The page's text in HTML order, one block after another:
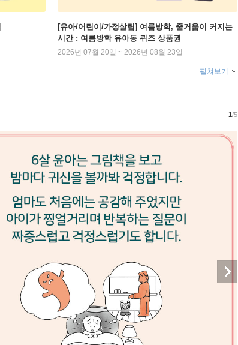
[유아/어린이/가정살림] 여름방학, 줄거움이 커지는
시간 : 여름방학 유아동 퀴즈 상품권
2026년 07월 20일 ~ 2026년 08월 23일
펼쳐보기
1/5